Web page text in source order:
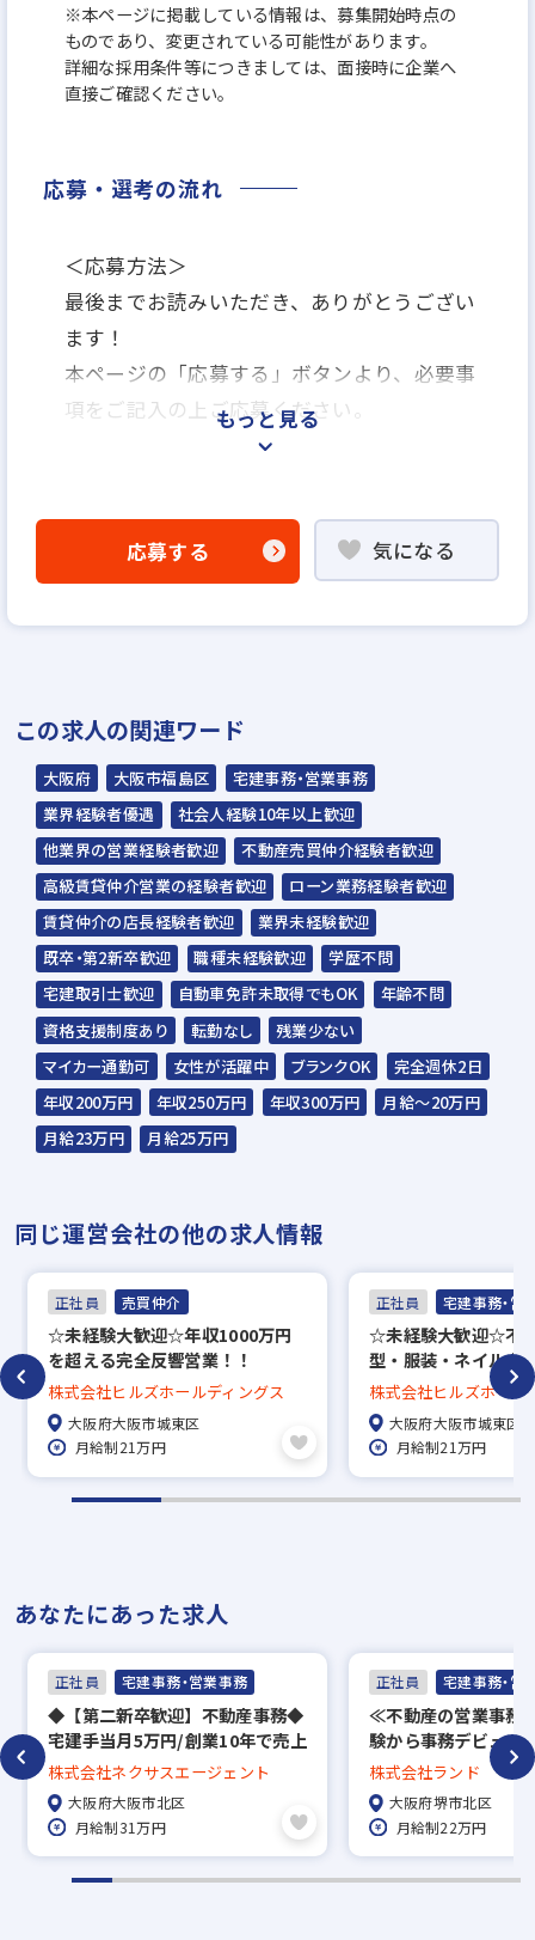
※本ページに掲載している情報は、募集開始時点の
ものであり、変更されている可能性があります。
詳細な採用条件等につきましては、面接時に企業へ
直接ご確認ください。
応募・選考の流れ
＜応募方法＞
最後までお読みいただき、ありがとうござい
ます！
本ページの「応募する」ボタンより、必要事
項をご記入の上ご応募ください。
「応募する」よりエントリー
WEB応募書類による書類選考
▼
内定
☆入社時期は相談に応じます。現在、在職中
の方も積極的にご応募ください。
☆応募の秘密は厳守いたします。
もっと見る
応募する 気になる
この求人の関連ワード
大阪府 大阪市福島区
宅建事務・営業事務
業界経験者優遇
社会人経験10年以上歓迎
他業界の営業経験者歓迎
不動産売買仲介経験者歓迎
高級賃貸仲介営業の経験者歓迎
ローン業務経験者歓迎
賃貸仲介の店長経験者歓迎
業界未経験歓迎
既卒・第2新卒歓迎
職種未経験歓迎
学歴不問
宅建取引士歓迎
自動車免許未取得でもOK
年齢不問
資格支援制度あり
転勤なし
残業少ない
マイカー通勤可
女性が活躍中 ブランクOK
完全週休2日
年収200万円
年収250万円 年収300万円
月給～20万円
月給23万円
月給25万円
同じ運営会社の他の求人情報
正社員 売買仲介
☆未経験大歓迎☆年収1000万円
を超える完全反響営業！！
株式会社ヒルズホールディングス
大阪府大阪市城東区
月給制21万円
正社員 宅建事務・営
☆未経験大歓迎☆不
型・服装・ネイル自
株式会社ヒルズホール
大阪府大阪市城東区
月給制21万円
あなたにあった求人
正社員 宅建事務・営業事務
◆【第⼆新卒歓迎】不動産事務◆
宅建⼿当⽉5万円/創業10年で売上
⾼200億円超/IPO準備企業
株式会社ネクサスエージェント
大阪府大阪市北区
月給制31万円
正社員 宅建事務・営
≪不動産の営業事務
験から事務デビュー
～30代の女性中心に
週休2日制（火・水）
株式会社ランド
大阪府堺市北区
月給制22万円